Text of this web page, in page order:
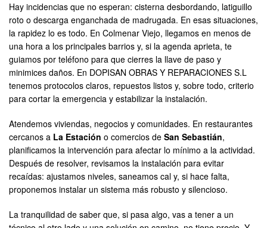
Hay incidencias que no esperan: cisterna desbordando, latiguillo
roto o descarga enganchada de madrugada. En esas situaciones,
la rapidez lo es todo. En Colmenar Viejo, llegamos en menos de
una hora a los principales barrios y, si la agenda aprieta, te
guiamos por teléfono para que cierres la llave de paso y
minimices daños. En DOPISAN OBRAS Y REPARACIONES S.L
tenemos protocolos claros, repuestos listos y, sobre todo, criterio
para cortar la emergencia y estabilizar la instalación.
Atendemos viviendas, negocios y comunidades. En restaurantes
cercanos a La Estación o comercios de San Sebastián,
planificamos la intervención para afectar lo mínimo a la actividad.
Después de resolver, revisamos la instalación para evitar
recaídas: ajustamos niveles, saneamos cal y, si hace falta,
proponemos instalar un sistema más robusto y silencioso.
La tranquilidad de saber que, si pasa algo, vas a tener a un